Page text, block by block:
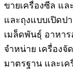
ขายเครื่องซีล แล
และถุงแบบเปิดป
เมล็ดพันธุ์ อาหา
จำหน่าย เครื่องจั
มาตรฐาน และเค